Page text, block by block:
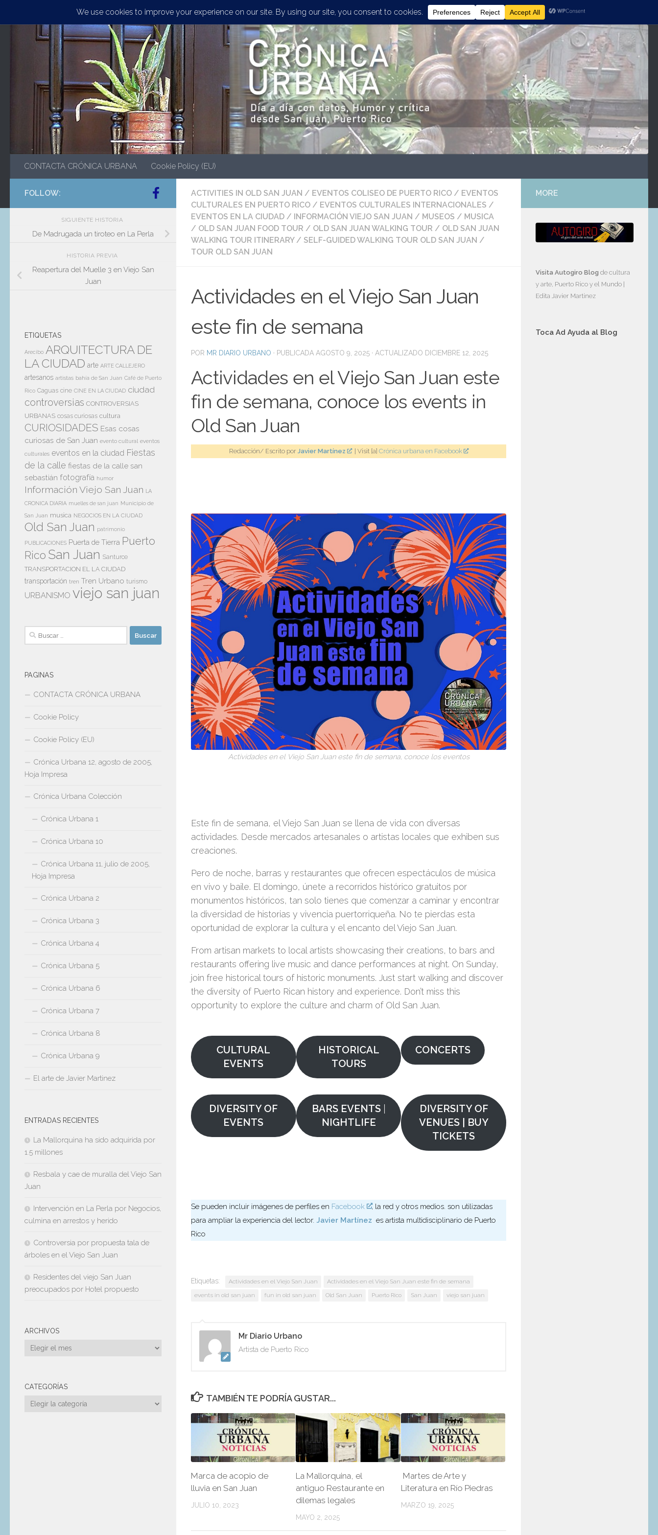
Saltar al contenido
CONTACTA CRÓNICA URBANA Cookie Policy (EU)
ACTIVITIES IN OLD SAN JUAN / EVENTOS COLISEO DE PUERTO RICO / EVENTOS
CULTURALES EN PUERTO RICO / EVENTOS CULTURALES INTERNACIONALES /
EVENTOS EN LA CIUDAD / INFORMACIÓN VIEJO SAN JUAN / MUSEOS / MUSICA
/ OLD SAN JUAN FOOD TOUR / OLD SAN JUAN WALKING TOUR / OLD SAN JUAN
WALKING TOUR ITINERARY / SELF-GUIDED WALKING TOUR OLD SAN JUAN /
TOUR OLD SAN JUAN
Actividades en el Viejo San Juan
este fin de semana
POR MR DIARIO URBANO · PUBLICADA AGOSTO 9, 2025 · ACTUALIZADO DICIEMBRE 12, 2025
Actividades en el Viejo San Juan este
fin de semana, conoce los events in
Old San Juan
Redacción/ Escrito por Javier Martínez | Visit [a] Crónica urbana en Facebook
Actividades en el Viejo San Juan este fin de semana, conoce los eventos
Este fin de semana, el Viejo San Juan se llena de vida con diversas
actividades. Desde mercados artesanales o artistas locales que exhiben sus
creaciones.
Pero de noche, barras y restaurantes que ofrecen espectáculos de música
en vivo y baile. El domingo, únete a recorridos histórico gratuitos por
monumentos históricos, tan solo tienes que comenzar a caminar y encontrar
la diversidad de historias y vivencia puertorriqueña. No te pierdas esta
oportunidad de explorar la cultura y el encanto del Viejo San Juan.
From artisan markets to local artists showcasing their creations, to bars and
restaurants offering live music and dance performances at night. On Sunday,
join free historical tours of historic monuments. Just start walking and discover
the diversity of Puerto Rican history and experience. Don’t miss this
opportunity to explore the culture and charm of Old San Juan.
CULTURAL
EVENTS
HISTORICAL
TOURS
CONCERTS
DIVERSITY OF
EVENTS
BARS EVENTS|
NIGHTLIFE
DIVERSITY OF
VENUES | BUY
TICKETS
Se pueden incluir imágenes de perfiles en Facebook
, la red y otros medios. son utilizadas
para ampliar la experiencia del lector. Javier Martínez es artista multidisciplinario de Puerto
Rico
Etiquetas: Actividades en el Viejo San Juan
Actividades en el Viejo San Juan este fin de semana
events in old san juan
fun in old san juan Old San Juan Puerto Rico San Juan viejo san juan
Mr Diario Urbano
Artista de Puerto Rico
TAMBIÉN TE PODRÍA GUSTAR...
Marca de acopio de
lluvia en San Juan
JULIO 10, 2023
La Mallorquina, el
antiguo Restaurante en
dilemas legales
MAYO 2, 2025
Martes de Arte y
Literatura en Río Piedras
MARZO 19, 2025
FOLLOW:
SIGUIENTE HISTORIA
De Madrugada un tiroteo en La Perla
HISTORIA PREVIA
Reapertura del Muelle 3 en Viejo San
Juan
ETIQUETAS
Arecibo ARQUITECTURA DE
LA CIUDAD arte ARTE CALLEJERO
artesanos artistas bahía de San Juan Café de Puerto
Rico Caguas cine CINE EN LA CIUDAD ciudad
controversias CONTROVERSIAS
URBANAS cosas curiosas cultura
CURIOSIDADES Esas cosas
curiosas de San Juan evento cultural eventos
culturales eventos en la ciudad Fiestas
de la calle fiestas de la calle san
sebastián fotografía humor
Información Viejo San Juan LA
CRONICA DIARIA muelles de san juan Municipio de
San Juan musica NEGOCIOS EN LA CIUDAD
Old San Juan patrimonio
PUBLICACIONES Puerta de Tierra Puerto
Rico San Juan Santurce
TRANSPORTACION EL LA CIUDAD
transportación tren Tren Urbano turismo
URBANISMO viejo san juan
Buscar:
PAGINAS
CONTACTA CRÓNICA URBANA
Cookie Policy
Cookie Policy (EU)
Crónica Urbana 12, agosto de 2005,
Hoja Impresa
Crónica Urbana Colección
Crónica Urbana 1
Crónica Urbana 10
Crónica Urbana 11, julio de 2005,
Hoja Impresa
Crónica Urbana 2
Crónica Urbana 3
Crónica Urbana 4
Crónica Urbana 5
Crónica Urbana 6
Crónica Urbana 7
Crónica Urbana 8
Crónica Urbana 9
El arte de Javier Martinez
ENTRADAS RECIENTES
La Mallorquina ha sido adquirida por
1.5 millones
Resbala y cae de muralla del Viejo San
Juan
Intervención en La Perla por Negocios,
culmina en arrestos y herido
Controversia por propuesta tala de
árboles en el Viejo San Juan
Residentes del viejo San Juan
preocupados por Hotel propuesto
ARCHIVOS
Archivos
CATEGORÍAS
Categorías
MORE
Visita Autogiro Blog de cultura
y arte, Puerto Rico y el Mundo |
Edita Javier Martinez
Toca Ad Ayuda al Blog